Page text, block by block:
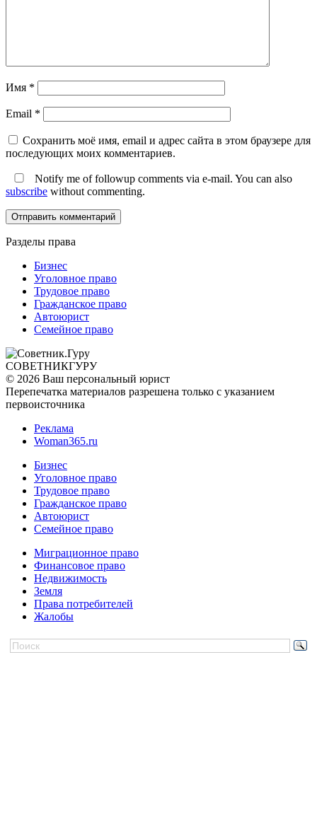
Имя *
Email *
Сохранить моё имя, email и адрес сайта в этом браузере для
последующих моих комментариев.
Notify me of followup comments via e-mail. You can also
subscribe without commenting.
Разделы права
Бизнес
Уголовное право
Трудовое право
Гражданское право
Автоюрист
Семейное право
СОВЕТНИКГУРУ
© 2026 Ваш персональный юрист
Перепечатка материалов разрешена только с указанием
первоисточника
Реклама
Woman365.ru
Бизнес
Уголовное право
Трудовое право
Гражданское право
Автоюрист
Семейное право
Миграционное право
Финансовое право
Недвижимость
Земля
Права потребителей
Жалобы